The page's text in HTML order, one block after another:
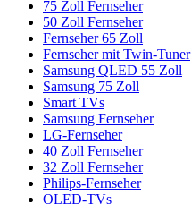
75 Zoll Fernseher
50 Zoll Fernseher
Fernseher 65 Zoll
Fernseher mit Twin-Tuner
Samsung QLED 55 Zoll
Samsung 75 Zoll
Smart TVs
Samsung Fernseher
LG-Fernseher
40 Zoll Fernseher
32 Zoll Fernseher
Philips-Fernseher
OLED-TVs